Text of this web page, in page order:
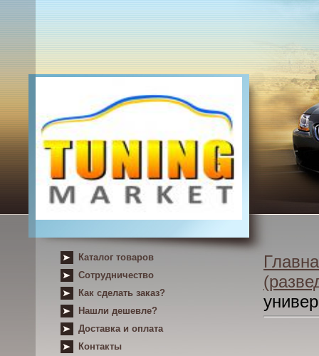
Каталог товаров
Сотрудничество
Как сделать заказ?
Нашли дешевле?
Доставка и оплата
Контакты